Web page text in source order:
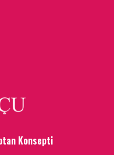
Konsepti